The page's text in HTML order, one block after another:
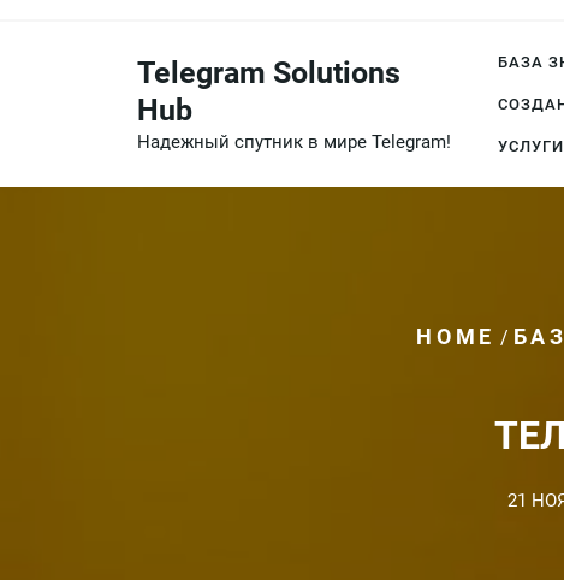
Telegram Solutions
Hub
Надежный спутник в мире Telegram!
БАЗА
HOME /
21